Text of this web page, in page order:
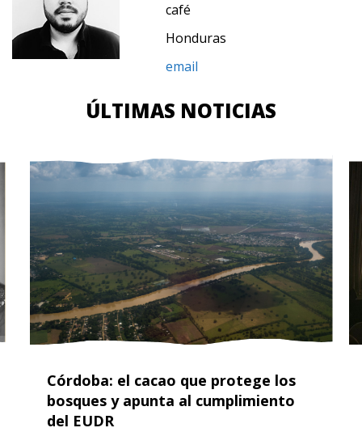
café
Honduras
email
ÚLTIMAS NOTICIAS
Córdoba: el cacao que protege los
bosques y apunta al cumplimiento
del EUDR